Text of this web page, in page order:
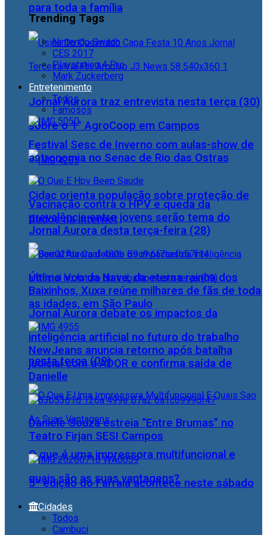
para toda a família
Jornal Aurora traz entrevista nesta terça (30)
sobre o 1° AgroCoop em Campos
Cidac orienta população sobre proteção de
dados na internet
Jornal Aurora debate os impactos da
inteligência artificial no futuro do trabalho
nesta terça (09)
O que é uma impressora multifuncional e
quais são as suas vantagens?
Trending Tags
Nintendo Switch
CES 2017
Playstation 4 Pro
Mark Zuckerberg
Entretenimento
Todos
Famosos
Festival Sesc de Inverno com aulas-show de
astronomia no Senac de Rio das Ostras
Vacinação contra o HPV e queda da
prevalência entre jovens serão tema do
Jornal Aurora desta terça-feira (28)
Último Voo da Nave, da eterna rainha dos
Baixinhos, Xuxa reúne milhares de fãs de toda
as idades, em São Paulo
NewJeans anuncia retorno após batalha
judicial com a ADOR e confirma saída de
Danielle
Daniele Souza estreia “Entre Brumas” no
Teatro Firjan SESI Campos
5ª edição do Farraiá acontece neste sábado
Cidades
Todos
Cambuci